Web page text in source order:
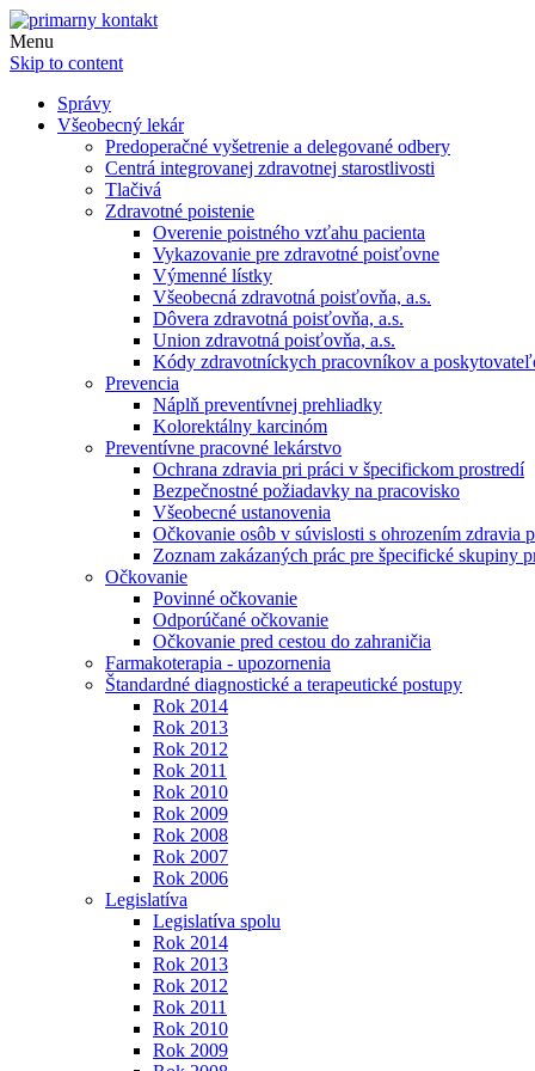
Menu
Skip to content
Správy
Všeobecný lekár
Predoperačné vyšetrenie a delegované odbery
Centrá integrovanej zdravotnej starostlivosti
Tlačivá
Zdravotné poistenie
Overenie poistného vzťahu pacienta
Vykazovanie pre zdravotné poisťovne
Výmenné lístky
Všeobecná zdravotná poisťovňa, a.s.
Dôvera zdravotná poisťovňa, a.s.
Union zdravotná poisťovňa, a.s.
Kódy zdravotníckych pracovníkov a
Prevencia
Náplň preventívnej prehliadky
Kolorektálny karcinóm
Preventívne pracovné lekárstvo
Ochrana zdravia pri práci v špecifickom prostredí
Bezpečnostné požiadavky na pracovisko
Všeobecné ustanovenia
Očkovanie osôb v súvislosti s ohrozením zdravia
Zoznam zakázaných prác pre špecifické skupiny
Očkovanie
Povinné očkovanie
Odporúčané očkovanie
Očkovanie pred cestou do zahraničia
Farmakoterapia - upozornenia
Štandardné diagnostické a terapeutické postupy
Rok 2014
Rok 2013
Rok 2012
Rok 2011
Rok 2010
Rok 2009
Rok 2008
Rok 2007
Rok 2006
Legislatíva
Legislatíva spolu
Rok 2014
Rok 2013
Rok 2012
Rok 2011
Rok 2010
Rok 2009